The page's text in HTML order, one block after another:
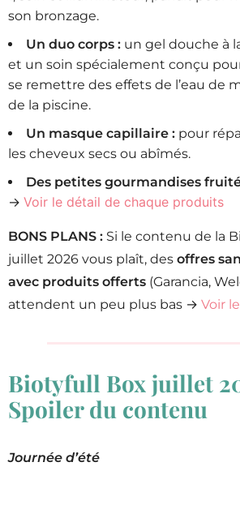
son bronzage.
Un duo corps : un gel douche à
et un soin spécialement conçu
se remettre des effets de l’eau de
de la piscine.
Un masque capillaire : pour
les cheveux secs ou abîmés.
Des petites gourmandises
→ Voir le détail de chaque produits
BONS PLANS : Si le contenu de la
juillet 2026 vous plaît, des offres
avec produits offerts (Garancia,
attendent un peu plus bas → Voir
Biotyfull Box juillet
Spoiler du contenu
Journée d’été